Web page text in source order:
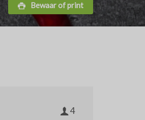
Bewaar of print
4